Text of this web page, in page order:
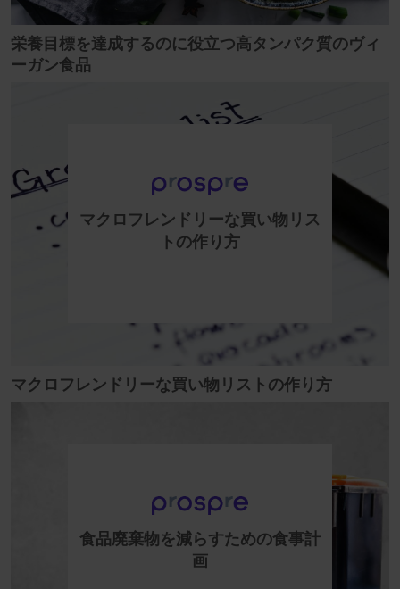
栄養目標を達成するのに役立つ高タンパク質のヴィ
ーガン食品
マクロフレンドリーな買い物リス
トの作り方
マクロフレンドリーな買い物リストの作り方
食品廃棄物を減らすための食事計
画